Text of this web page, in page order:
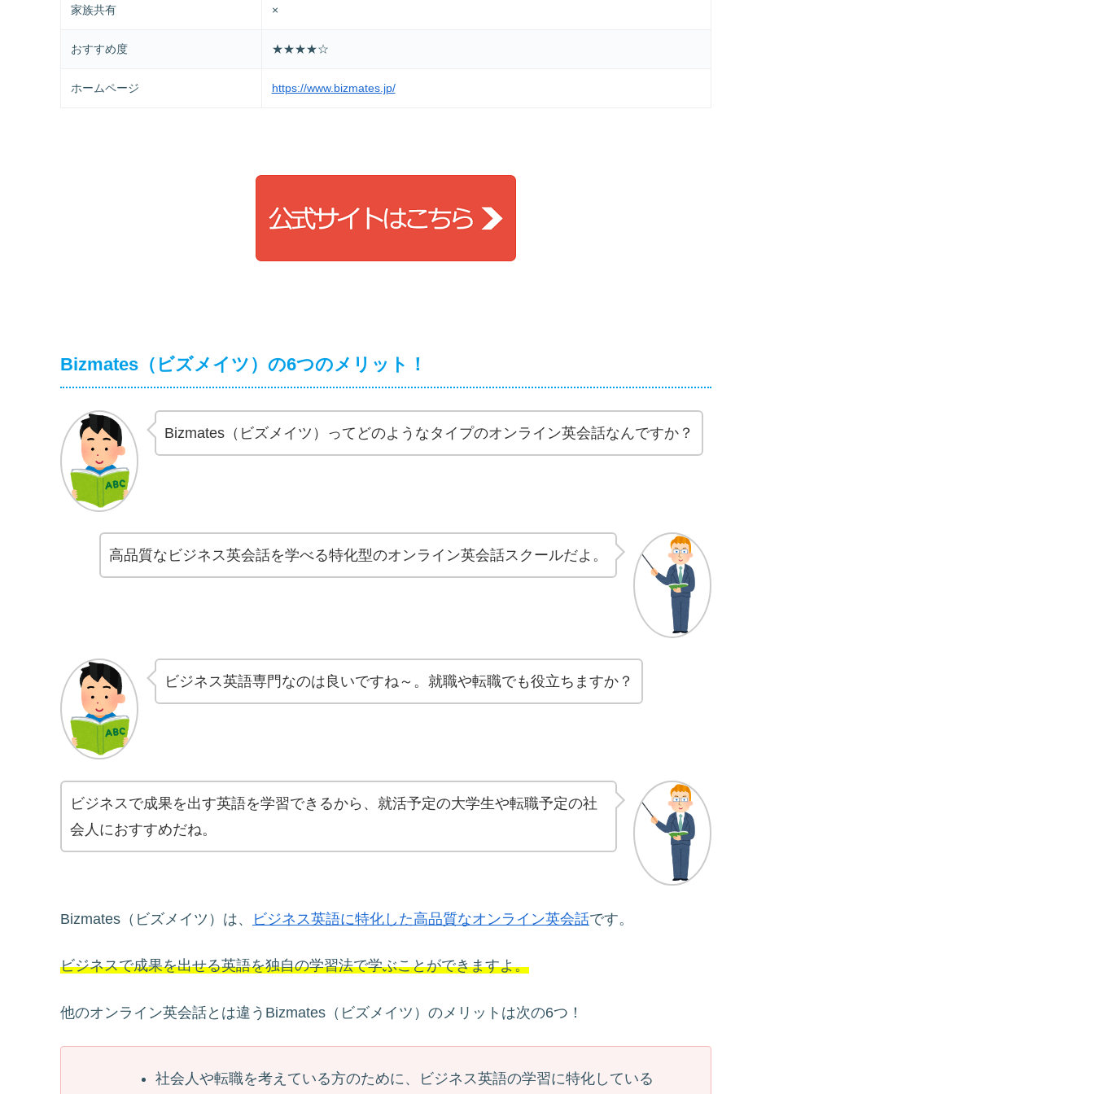
家族共有 ×
おすすめ度 ★★★★☆
ホームページ https://www.bizmates.jp/
Bizmates（ビズメイツ）の6つのメリット！
Bizmates（ビズメイツ）ってどのようなタイプのオンライン英会話なんですか？
高品質なビジネス英会話を学べる特化型のオンライン英会話スクールだよ。
ビジネス英語専門なのは良いですね～。就職や転職でも役立ちますか？
ビジネスで成果を出す英語を学習できるから、就活予定の大学生や転職予定の社
会人におすすめだね。
Bizmates（ビズメイツ）は、 ビジネス英語に特化した高品質なオンライン英会話です。
ビジネスで成果を出せる英語を独自の学習法で学ぶことができますよ。
他のオンライン英会話とは違うBizmates（ビズメイツ）のメリットは次の6つ！
社会人や転職を考えている方のために、ビジネス英語の学習に特化している